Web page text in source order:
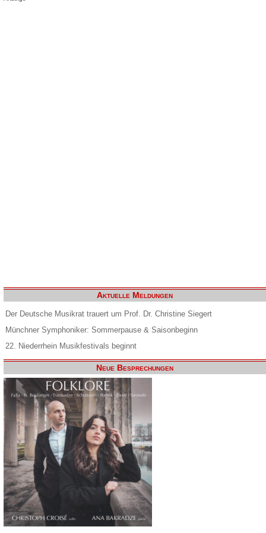
Aktuelle Meldungen
Der Deutsche Musikrat trauert um Prof. Dr. Christine Siegert
Münchner Symphoniker: Sommerpause & Saisonbeginn
22. Niederrhein Musikfestivals beginnt
Neue Besprechungen